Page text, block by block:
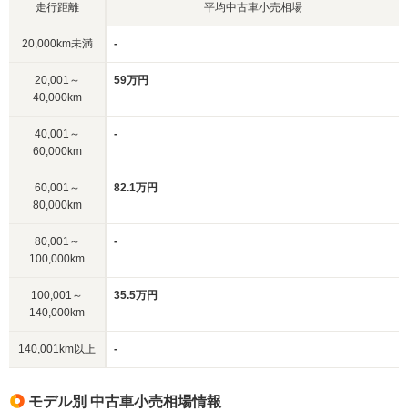
走行距離 平均中古車小売相場
20,000km未満 -
20,001～
40,000km
59万円
40,001～
60,000km
-
60,001～
80,000km
82.1万円
80,001～
100,000km
-
100,001～
140,000km
35.5万円
140,001km以上 -
モデル別 中古車小売相場情報